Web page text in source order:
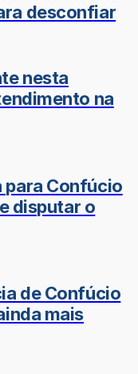
desconfiar
nesta
na
para Confúcio
disputar o
de Confúcio
mais